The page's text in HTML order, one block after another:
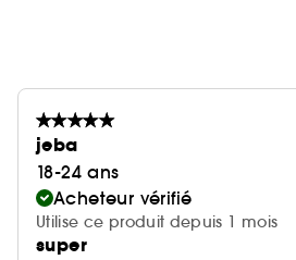
jeba
18-24 ans
Acheteur vérifié
Utilise ce produit depuis 1 mois
super